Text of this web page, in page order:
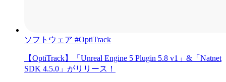
ソフトウェア #OptiTrack
【OptiTrack】「Unreal Engine 5 Plugin 5.8 v1」&「Natnet
SDK 4.5.0」がリリース！